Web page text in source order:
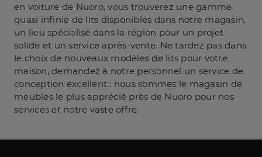
en voiture de Nuoro, vous trouverez une gamme
quasi infinie de lits disponibles dans notre magasin,
un lieu spécialisé dans la région pour un projet
solide et un service après-vente. Ne tardez pas dans
le choix de nouveaux modèles de lits pour votre
maison, demandez à notre personnel un service de
conception excellent : nous sommes le magasin de
meubles le plus apprécié près de Nuoro pour nos
services et notre vaste offre.